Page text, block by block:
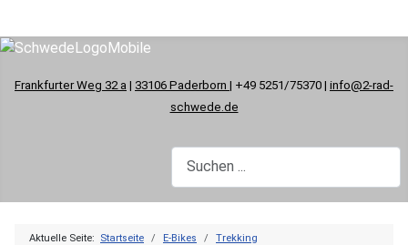
Frankfurter Weg 32 a | 33106 Paderborn | +49 5251/75370 | info@2-rad-
schwede.de
Aktuelle Seite: Startseite E-Bikes
Trekking